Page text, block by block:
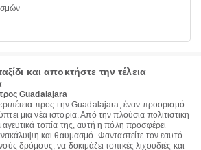
και αποκτήστε την τέλεια
προς Guadalajara
προς την Guadalajara, έναν προορισμό
μια νέα ιστορία. Από την πλούσια πολιτιστική
τοπία της, αυτή η πόλη προσφέρει
ανακάλυψη και θαυμασμό. Φανταστείτε τον εαυτό
δρόμους, να δοκιμάζει τοπικές λιχουδιές και